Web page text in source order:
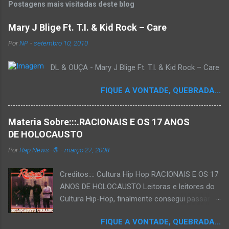
Postagens mais visitadas deste blog
Mary J Blige Ft. T.I. & Kid Rock – Care
PorNP -setembro 10, 2010
DL & OUÇA - Mary J Blige Ft. T.I. & Kid Rock – Care
FIQUE A VONTADE, QUEBRADA...
Materia Sobre:::.RACIONAIS E OS 17 ANOS
DE HOLOCAUSTO
PorRap News--® -março 27, 2008
Creditos:::: Cultura Hip Hop RACIONAIS E OS 17
ANOS DE HOLOCAUSTO Leitoras e leitores do
Cultura Hip-Hop, finalmente consegui passar
que há muito tempo vinha maturando: uma
FIQUE A VONTADE, QUEBRADA...